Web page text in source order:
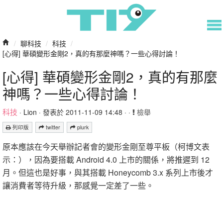
/ 聊科技 / 科技 /
[心得] 華碩變形金剛2，真的有那麼神嗎？一些心得討論！
[心得] 華碩變形金剛2，真的有那麼
神嗎？一些心得討論！
科技 · Lion · 發表於 2011-11-09 14:48 · · 檢舉
列印版 twitter plurk
原本應該在今天舉辦記者會的變形金剛至尊平板（柯博文表
示：），因為要搭載 Android 4.0 上市的關係，將推遲到 12
月。但這也是好事，與其搭載 Honeycomb 3.x 系列上市後才
讓消費者等待升級，那感覺一定差了一些。